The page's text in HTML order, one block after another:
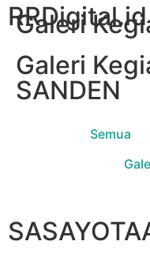
Galeri
Galeri
SANDEN
Semua
RRDigital.id